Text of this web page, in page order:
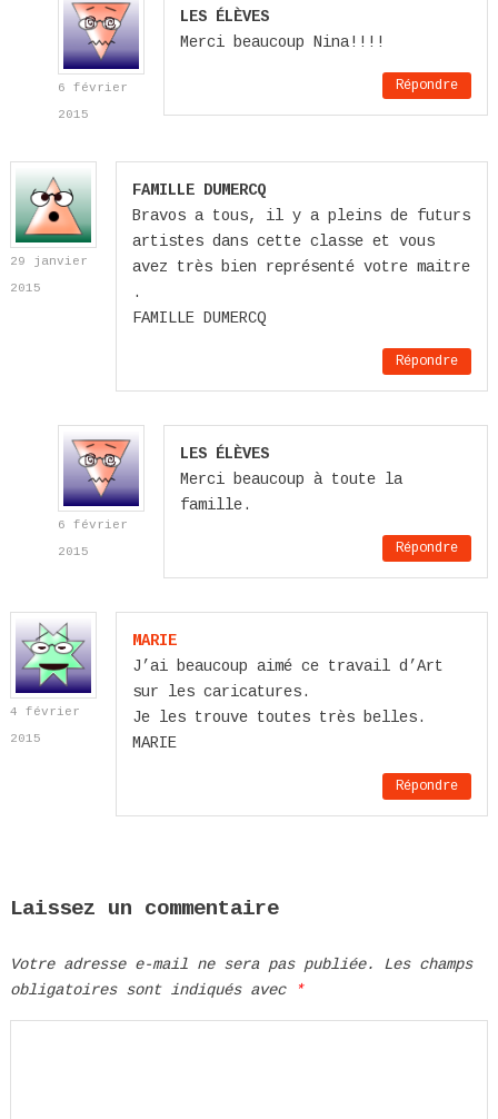
6 février
2015
LES ÉLÈVES
Merci beaucoup Nina!!!!
Répondre
29 janvier
2015
FAMILLE DUMERCQ
Bravos a tous, il y a pleins de futurs
artistes dans cette classe et vous
avez très bien représenté votre maitre
.
FAMILLE DUMERCQ
Répondre
6 février
2015
LES ÉLÈVES
Merci beaucoup à toute la
famille.
Répondre
4 février
2015
MARIE
J’ai beaucoup aimé ce travail d’Art
sur les caricatures.
Je les trouve toutes très belles.
MARIE
Répondre
Laissez un commentaire
Votre adresse e-mail ne sera pas publiée.
Les champs
obligatoires sont indiqués avec
*